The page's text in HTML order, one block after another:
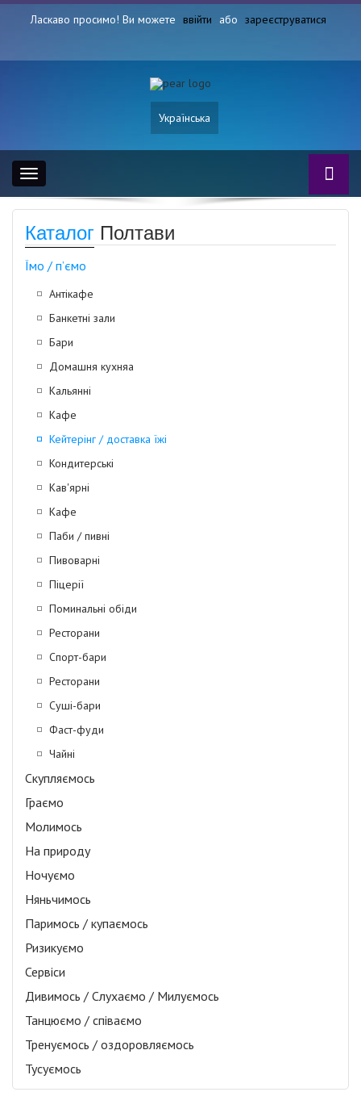
Ласкаво просимо! Ви можете ввійти або зареєструватися
Українська
Toggle
navigation
Каталог Полтави
Їмо / п’ємо
Антікафе
Банкетні зали
Бари
Домашня кухняa
Кальянні
Кафе
Кейтерінг / доставка їжі
Кондитерські
Кав'ярні
Кафе
Паби / пивні
Пивоварні
Піцерії
Поминальні обіди
Ресторани
Спорт-бари
Ресторани
Суші-бари
Фаст-фуди
Чайні
Скупляємось
Граємо
Молимось
На природу
Ночуємо
Няньчимось
Паримось / купаємось
Ризикуємо
Сервіси
Дивимось / Слухаємо / Милуємось
Танцюємо / співаємо
Тренуємось / оздоровляємось
Тусуємось